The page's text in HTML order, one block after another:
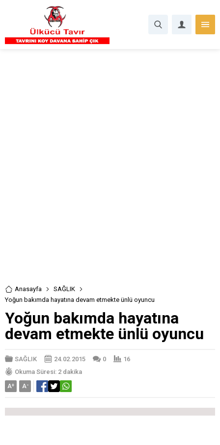
Anasayfa
SAĞLIK
Yoğun bakımda hayatına devam etmekte ünlü oyuncu
Yoğun bakımda hayatına
devam etmekte ünlü oyuncu
SAĞLIK 24.02.2015 0
16
Okuma Süresi: 2 dakika
A+ A-